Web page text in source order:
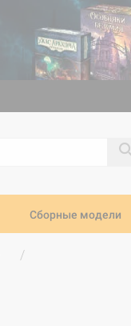
Сборные модели